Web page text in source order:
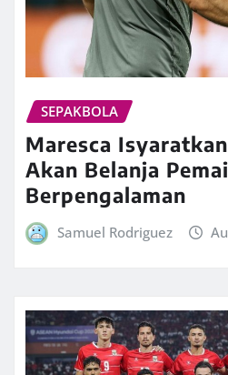
SEPAKBOLA
Maresca
Akan Belanja
Berpengalaman
Samuel Rodriguez